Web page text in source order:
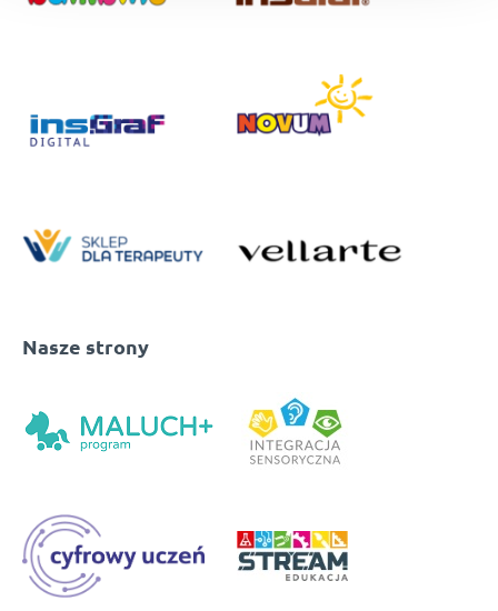
Nasze strony